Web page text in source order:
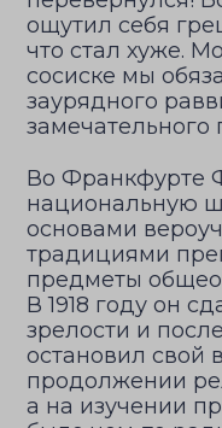
ощутил себя
что стал хуже.
сосиске мы
заурядного
замечательного
Во Франкфурте
национальную
основами
традициями
предметы
В 1918 году он
зрелости и
остановил свой
продолжении
а на изучении